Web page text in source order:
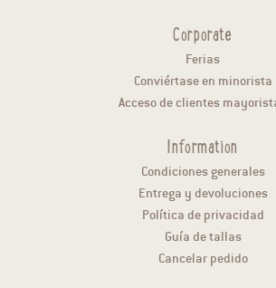
Corporate
Ferias
Conviértase en minorista
Acceso de clientes
Information
Condiciones generales
Entrega y devoluciones
Política de privacidad
Guía de tallas
Cancelar pedido